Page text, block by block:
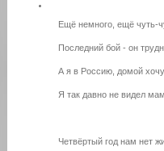
Ещё немного, ещё чуть-
Последний бой - он
А я в Россию, домой хочу,
Я так давно не видел
Четвёртый год нам нет